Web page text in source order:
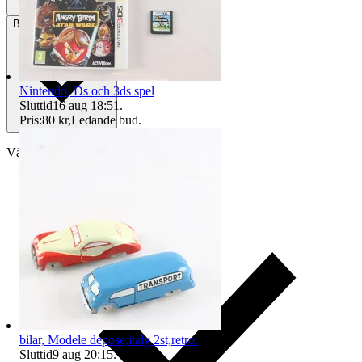
BetalningVia Tradera
Välj till köparskydd
Nintendo, Ds och 3ds spel
Sluttid16 aug 18:51 .
Pris:80 kr,Ledande bud.
bilar, Modele depose,italy 2st,retro.
Sluttid9 aug 20:15.